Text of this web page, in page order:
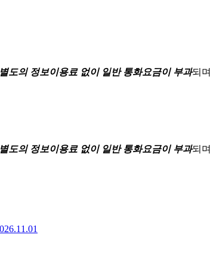
별도의 정보이용료 없이 일반 통화요금이 부과되며
별도의 정보이용료 없이 일반 통화요금이 부과되며